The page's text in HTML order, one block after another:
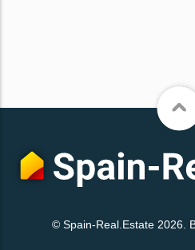
© Spain-Real.Estate 2026.